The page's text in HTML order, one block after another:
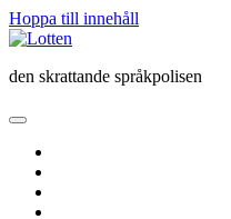
Hoppa till innehåll
Lotten
den skrattande språkpolisen
öppna
meny